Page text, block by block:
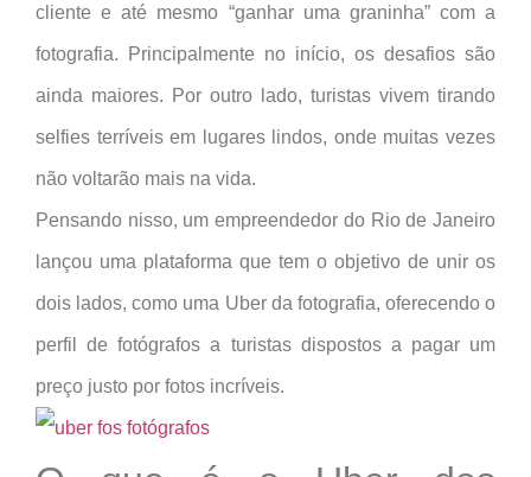
cliente e até mesmo “ganhar uma graninha” com a
fotografia. Principalmente no início, os desafios são
ainda maiores. Por outro lado, turistas vivem tirando
selfies terríveis em lugares lindos, onde muitas vezes
não voltarão mais na vida.
Pensando nisso, um empreendedor do Rio de Janeiro
lançou uma plataforma que tem o objetivo de unir os
dois lados, como uma Uber da fotografia, oferecendo o
perfil de fotógrafos a turistas dispostos a pagar um
preço justo por fotos incríveis.